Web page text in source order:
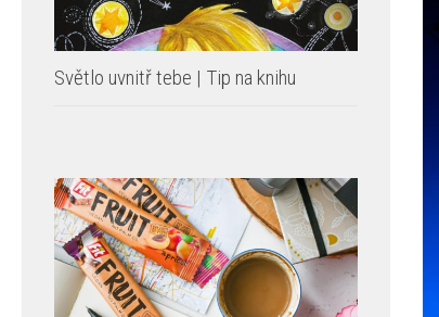
Světlo uvnitř tebe | Tip na knihu